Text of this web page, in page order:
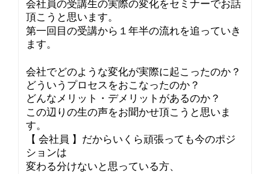
会社員の受講生の実際の変化をセミナーでお話
頂こうと思います。
第一回目の受講から１年半の流れを追っていき
ます。
会社でどのような変化が実際に起こったのか？
どういうプロセスをおこなったのか？
どんなメリット・デメリットがあるのか？
この辺りの生の声をお聞かせ頂こうと思いま
す。
【 会社員 】だからいくら頑張っても今のポジ
ションは
変わる分けないと思っている方、